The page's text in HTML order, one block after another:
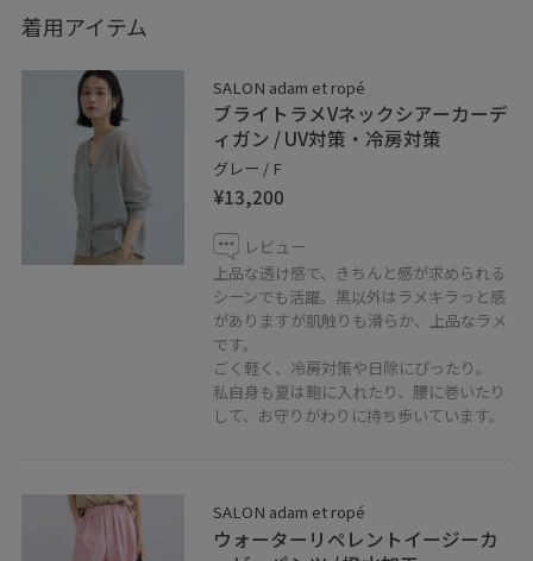
恵比寿店で大人気のピンクコーデ
普段色物を着ない方も
派手すぎないピンクでボトムからなら
取り入れやすいです
⚫︎フォロー
コーディネートを気に入って頂けたら
アイコンクリック→“♡フォローする”
を押して頂けると励みになります！
コレクト通販をご利用頂けます。
遠方にお住まいの方、外出が難しい方、
着用アイテム
SALON adam et ropé
ブライトラメVネックシアーカーデ
ィガン / UV対策・冷房対策
グレー / F
¥13,200
レビュー
上品な透け感で、きちんと感が求められる
シーンでも活躍。黒以外はラメキラっと感
がありますが肌触りも滑らか、上品なラメ
です。
ごく軽く、冷房対策や日除にぴったり。
私自身も夏は鞄に入れたり、腰に巻いたり
して、お守りがわりに持ち歩いています。
SALON adam et ropé
ウォーターリペレントイージーカ